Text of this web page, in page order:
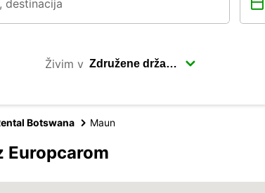
Živim v
Botswana Maun
Europcarom